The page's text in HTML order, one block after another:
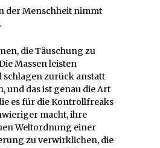
der Menschheit nimmt
die Täuschung zu
Massen leisten
schlagen zurück anstatt
und das ist genau die Art
es für die Kontrollfreaks
macht, ihre
Weltordnung einer
zu verwirklichen, die